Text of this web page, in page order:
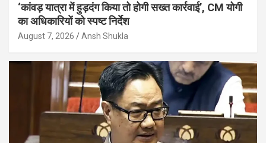
‘कांवड़ यात्रा में हुड़दंग किया तो होगी सख्त कार्रवाई’, CM योगी
का अधिकारियों को स्पष्ट निर्देश
August 7, 2026 Ansh Shukla